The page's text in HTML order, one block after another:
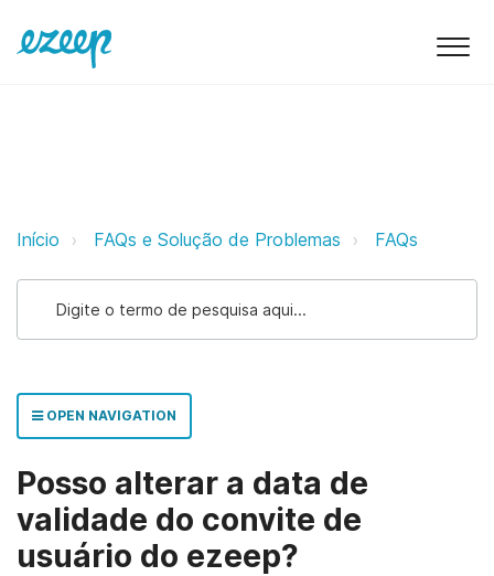
Posso alterar a data de validade
Início FAQs e Solução de Problemas FAQs
OPEN NAVIGATION
Posso alterar a data de
validade do convite de
usuário do ezeep?